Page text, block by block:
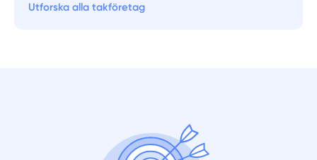
Utforska alla takföretag